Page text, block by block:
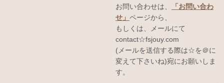
お問い合わせは、
「お問い合わ
せ」 ページから、
もしくは、メールにて
contact☆fsjouy.com
(メールを送信する際は☆を＠に
変えて下さいね)宛にお願いしま
す。